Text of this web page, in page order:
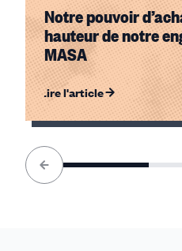
Notre pouvoir
hauteur de notre
MASA
Lire l'article